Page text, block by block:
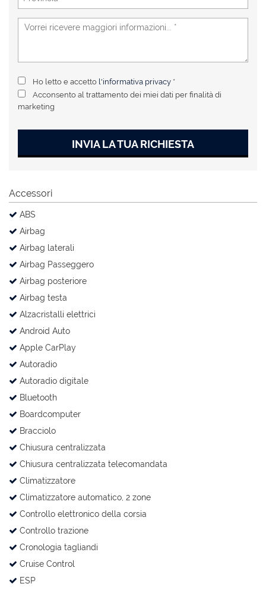
Ho letto e accetto l'informativa privacy *
Acconsento al trattamento dei miei dati per finalità di
marketing
INVIA LA TUA RICHIESTA
Accessori
ABS
Airbag
Airbag laterali
Airbag Passeggero
Airbag posteriore
Airbag testa
Alzacristalli elettrici
Android Auto
Apple CarPlay
Autoradio
Autoradio digitale
Bluetooth
Boardcomputer
Bracciolo
Chiusura centralizzata
Chiusura centralizzata telecomandata
Climatizzatore
Climatizzatore automatico, 2 zone
Controllo elettronico della corsia
Controllo trazione
Cronologia tagliandi
Cruise Control
ESP